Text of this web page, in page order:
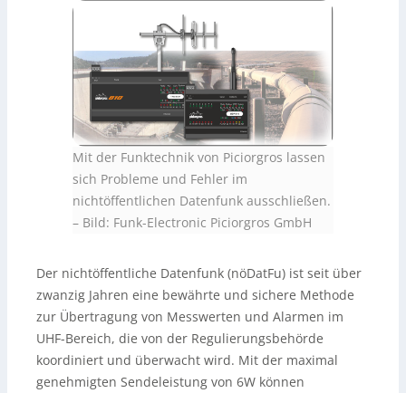
Mit der Funktechnik von Piciorgros lassen
sich Probleme und Fehler im
nichtöffentlichen Datenfunk ausschließen.
– Bild: Funk-Electronic Piciorgros GmbH
Der nichtöffentliche Datenfunk (nöDatFu) ist seit über
zwanzig Jahren eine bewährte und sichere Methode
zur Übertragung von Messwerten und Alarmen im
UHF-Bereich, die von der Regulierungsbehörde
koordiniert und überwacht wird. Mit der maximal
genehmigten Sendeleistung von 6W können